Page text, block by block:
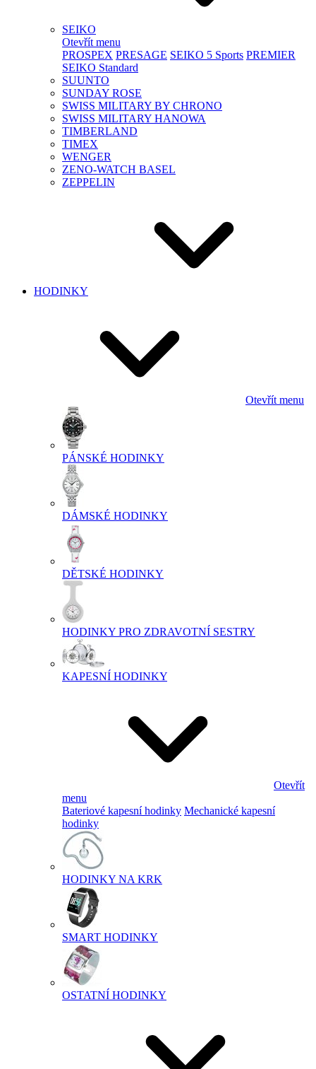
SEIKO
Otevřít menu
PROSPEX PRESAGE SEIKO 5 Sports PREMIER
SEIKO Standard
SUUNTO
SUNDAY ROSE
SWISS MILITARY BY CHRONO
SWISS MILITARY HANOWA
TIMBERLAND
TIMEX
WENGER
ZENO-WATCH BASEL
ZEPPELIN
HODINKY
Otevřít menu
PÁNSKÉ HODINKY
DÁMSKÉ HODINKY
DĚTSKÉ HODINKY
HODINKY PRO ZDRAVOTNÍ SESTRY
KAPESNÍ HODINKY
Otevřít
menu
Bateriové kapesní hodinky Mechanické kapesní
hodinky
HODINKY NA KRK
SMART HODINKY
OSTATNÍ HODINKY